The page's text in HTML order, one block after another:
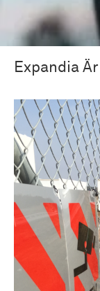
Expandia